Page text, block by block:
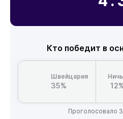
Кто победит в
Швейцария
35%
Проголосовало